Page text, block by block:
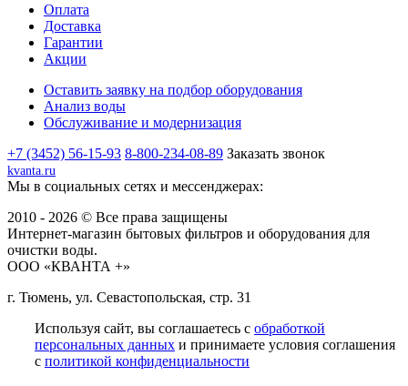
Оплата
Доставка
Гарантии
Акции
Оставить заявку на подбор оборудования
Анализ воды
Обслуживание и модернизация
+7 (3452) 56-15-93 8-800-234-08-89 Заказать звонок
kvanta.ru
Мы в социальных сетях и мессенджерах:
2010 - 2026 © Все права защищены
Интернет-магазин бытовых фильтров и оборудования для
очистки воды.
ООО «КВАНТА +»
г. Тюмень, ул. Севастопольская, стр. 31
Используя сайт, вы соглашаетесь с обработкой
персональных данных и принимаете условия соглашения
с политикой конфиденциальности